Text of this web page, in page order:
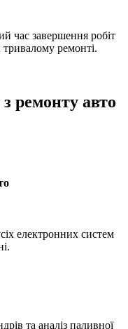
час завершення робіт
ремонті.
ремонту авто
електронних систем
та аналіз паливної